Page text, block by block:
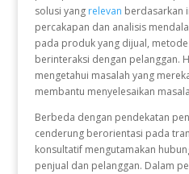
solusi yang relevan berdasarkan
percakapan dan analisis
pada produk yang dijual,
berinteraksi dengan pelanggan.
mengetahui masalah yang
membantu menyelesaikan
Berbeda dengan pendekatan
cenderung berorientasi pada
konsultatif mengutamakan
penjual dan pelanggan. Dalam